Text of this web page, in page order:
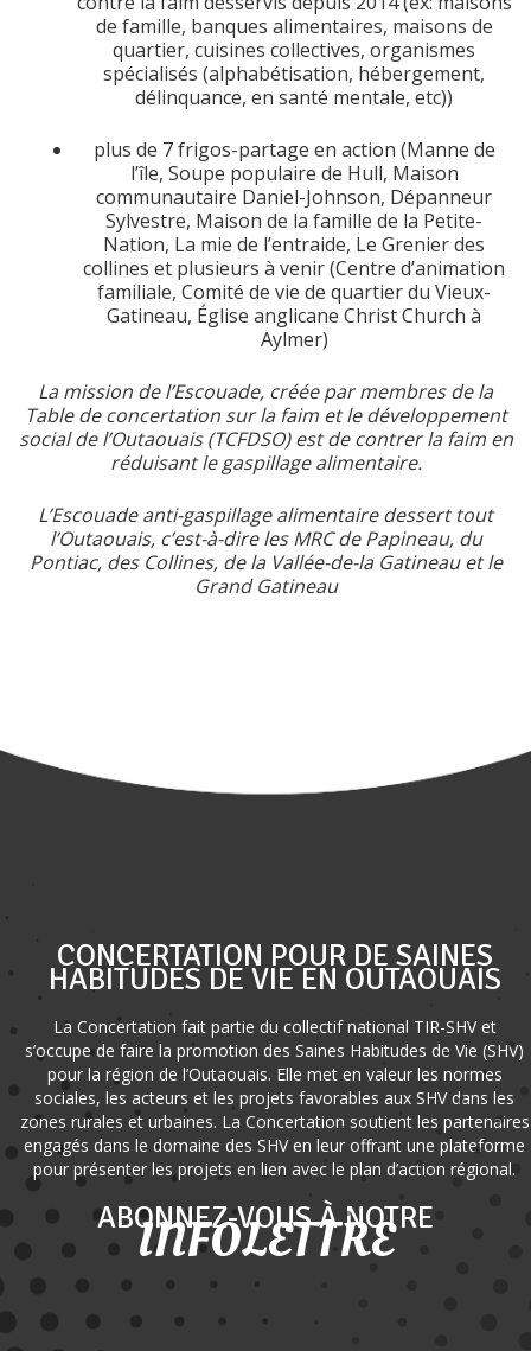
de famille, banques alimentaires, maisons de
quartier, cuisines collectives, organismes
spécialisés (alphabétisation, hébergement,
délinquance, en santé mentale, etc))
plus de 7 frigos-partage en action (Manne de
l’île, Soupe populaire de Hull, Maison
communautaire Daniel-Johnson, Dépanneur
Sylvestre, Maison de la famille de la Petite-
Nation, La mie de l’entraide, Le Grenier des
collines et plusieurs à venir (Centre d’animation
familiale, Comité de vie de quartier du Vieux-
Gatineau, Église anglicane Christ Church à
Aylmer)
La mission de l’Escouade, créée par membres de la
Table de concertation sur la faim et le développement
social de l’Outaouais (TCFDSO) est de contrer la faim en
réduisant le gaspillage alimentaire.
L’Escouade anti-gaspillage alimentaire dessert tout
l’Outaouais, c’est-à-dire les MRC de Papineau, du
Pontiac, des Collines, de la Vallée-de-la Gatineau et le
Grand Gatineau
CONCERTATION POUR DE SAINES
HABITUDES DE VIE EN OUTAOUAIS
La Concertation fait partie du collectif national TIR-SHV et
s’occupe de faire la promotion des Saines Habitudes de Vie (SHV)
pour la région de l’Outaouais. Elle met en valeur les normes
sociales, les acteurs et les projets favorables aux SHV dans les
zones rurales et urbaines. La Concertation soutient les partenaires
engagés dans le domaine des SHV en leur offrant une plateforme
pour présenter les projets en lien avec le plan d’action régional.
ABONNEZ-VOUS À NOTRE
INFOLETTRE